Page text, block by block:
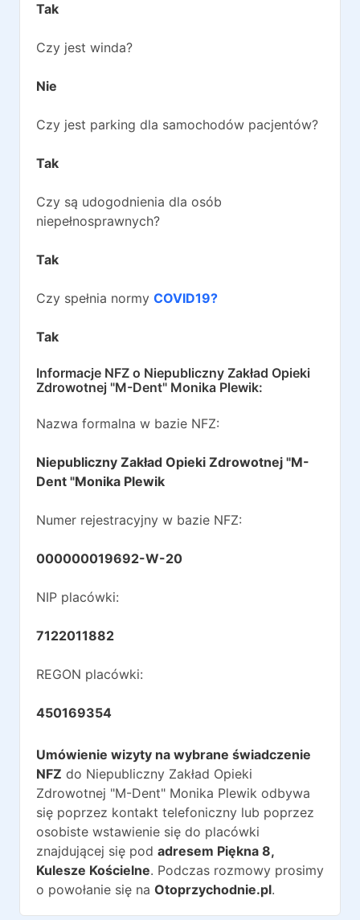
Tak
Czy jest winda?
Nie
Czy jest parking dla samochodów pacjentów?
Tak
Czy są udogodnienia dla osób
niepełnosprawnych?
Tak
Czy spełnia normy COVID19?
Tak
Informacje NFZ o Niepubliczny Zakład Opieki
Zdrowotnej "M-Dent" Monika Plewik:
Nazwa formalna w bazie NFZ:
Niepubliczny Zakład Opieki Zdrowotnej "M-
Dent "Monika Plewik
Numer rejestracyjny w bazie NFZ:
000000019692-W-20
NIP placówki:
7122011882
REGON placówki:
450169354
Umówienie wizyty na wybrane świadczenie
NFZ do Niepubliczny Zakład Opieki
Zdrowotnej "M-Dent" Monika Plewik odbywa
się poprzez kontakt telefoniczny lub poprzez
osobiste wstawienie się do placówki
znajdującej się pod adresem Piękna 8,
Kulesze Kościelne. Podczas rozmowy prosimy
o powołanie się na Otoprzychodnie.pl.